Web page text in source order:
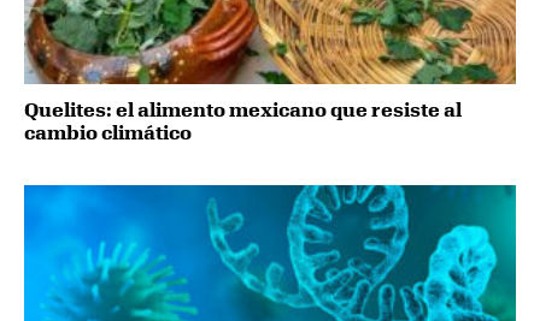
Quelites: el alimento mexicano que resiste al
cambio climático